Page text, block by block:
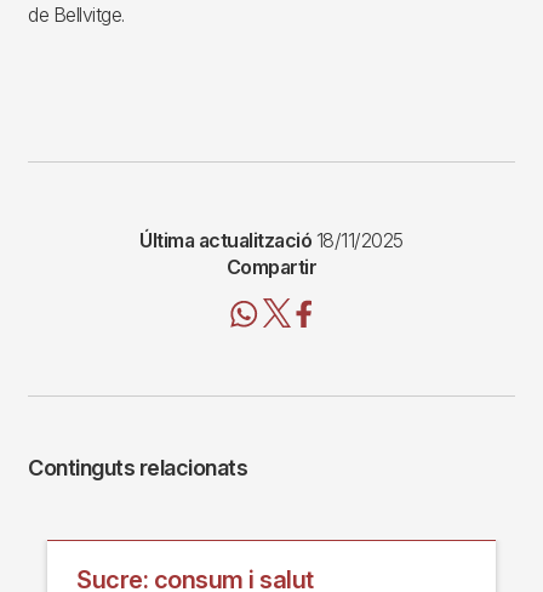
de Bellvitge.
Última actualització 18/11/2025
Compartir
Continguts relacionats
Sucre: consum i salut